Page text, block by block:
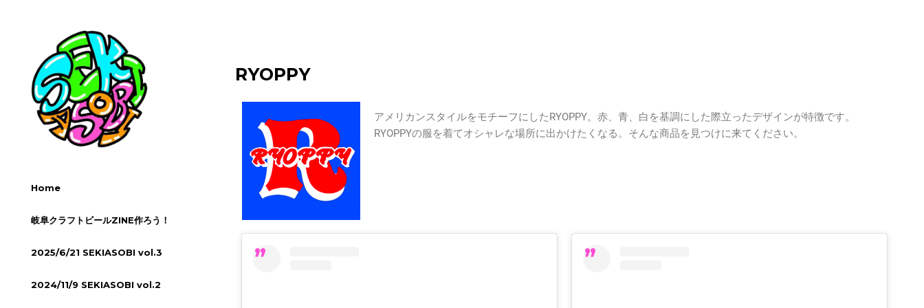
Home
岐阜クラフトビールZINE作ろう！
2025/6/21 SEKIASOBI vol.3
2024/11/9 SEKIASOBI vol.2
RYOPPY
アメリカンスタイルをモチーフにしたRYOPPY。赤、青、白を基調にした際立ったデザインが特徴です。
RYOPPYの服を着てオシャレな場所に出かけたくなる。そんな商品を見つけに来てください。